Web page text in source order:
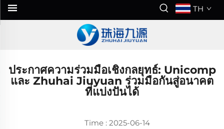
TH
ประกาศความร่วมมือเชิงกลยุทธ์: Unicomp
และ Zhuhai Jiuyuan ร่วมมือกันสู่อนาคต
ที่แบ่งปันได้
Time : 2025-06-14